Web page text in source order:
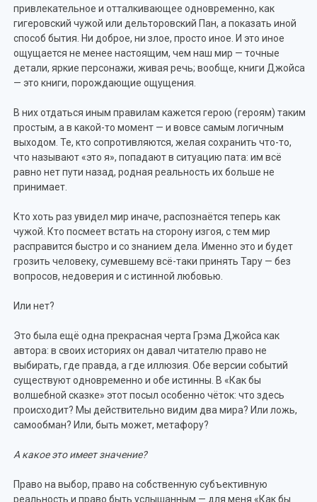
привлекательное и отталкивающее одновременно, как
гигеровский чужой или дельторовский Пан, а показать иной
способ бытия. Ни доброе, ни злое, просто иное. И это иное
ощущается не менее настоящим, чем наш мир — точные
детали, яркие персонажи, живая речь; вообще, книги Джойса
— это книги, порождающие ощущения.
В них отдаться иным правилам кажется герою (героям) таким
простым, а в какой-то момент — и вовсе самым логичным
выходом. Те, кто сопротивляются, желая сохранить что-то,
что называют «это я», попадают в ситуацию пата: им всё
равно нет пути назад, родная реальность их больше не
принимает.
Кто хоть раз увидел мир иначе, распознаётся теперь как
чужой. Кто посмеет встать на сторону изгоя, с тем мир
расправится быстро и со знанием дела. Именно это и будет
грозить человеку, сумевшему всё-таки принять Тару — без
вопросов, недоверия и с истинной любовью.
Или нет?
Это была ещё одна прекрасная черта Грэма Джойса как
автора: в своих историях он давал читателю право не
выбирать, где правда, а где иллюзия. Обе версии событий
существуют одновременно и обе истинны. В «Как бы
волшебной сказке» этот посыл особенно чёток: что здесь
происходит? Мы действительно видим два мира? Или ложь,
самообман? Или, быть может, метафору?
А какое это имеет значение?
Право на выбор, право на собственную субъективную
реальность и право быть услышанным — для меня «Как бы